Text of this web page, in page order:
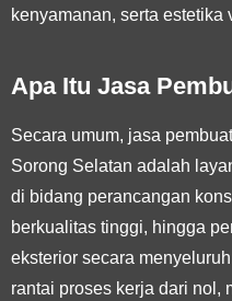
kenyamanan, serta
Apa Itu Jasa
Secara umum, jasa
Sorong Selatan adalah
di bidang perancangan
berkualitas tinggi, hingga
eksterior secara
rantai proses kerja dari nol,